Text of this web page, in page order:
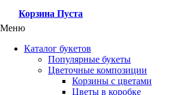
Корзина Пуста
Меню
Каталог букетов
Популярные букеты
Цветочные композиции
Корзины с цветами
Цветы в коробке